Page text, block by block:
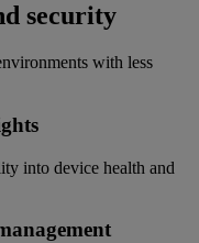
security
with less
into device health and